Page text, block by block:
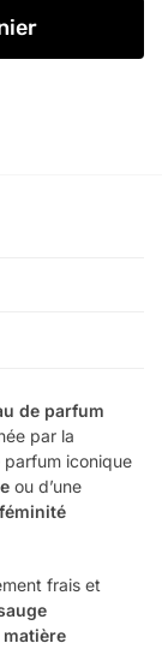
de parfum
par la
parfum iconique
ou d’une
féminité
frais et